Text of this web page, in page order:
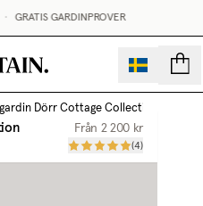
GRATIS GARDINPROVER
Dörr Cottage Collection
Från 2 200 kr
(4)